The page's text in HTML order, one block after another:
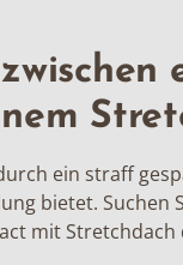
ein straff
bietet. Suchen
mit Stretchdach